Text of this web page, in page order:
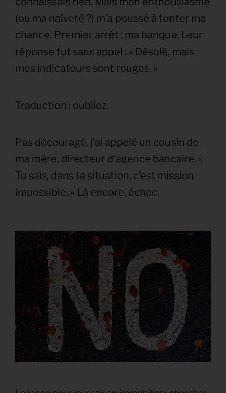
(ou ma naïveté ?) m’a poussé à tenter ma
chance. Premier arrêt : ma banque. Leur
réponse fut sans appel : « Désolé, mais
mes indicateurs sont rouges. »
Traduction : oubliez.
Pas découragé, j’ai appelé un cousin de
ma mère, directeur d’agence bancaire. «
Tu sais, dans ta situation, c’est mission
impossible. » Là encore, échec.